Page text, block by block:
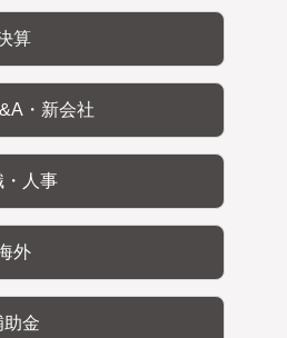
算
・新会社
・人事
外
助金